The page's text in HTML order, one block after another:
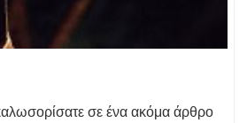
σε ένα ακόμα άρθρο